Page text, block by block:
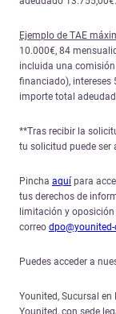
Ejemplo de TAE
10.000€, 84
incluida una
financiado), intereses
importe total
**Tras recibir la
tu solicitud puede ser
Pincha aquí para
tus derechos de
limitación y
correo
Puedes acceder a
Younited, Sucursal
Younited, con sede